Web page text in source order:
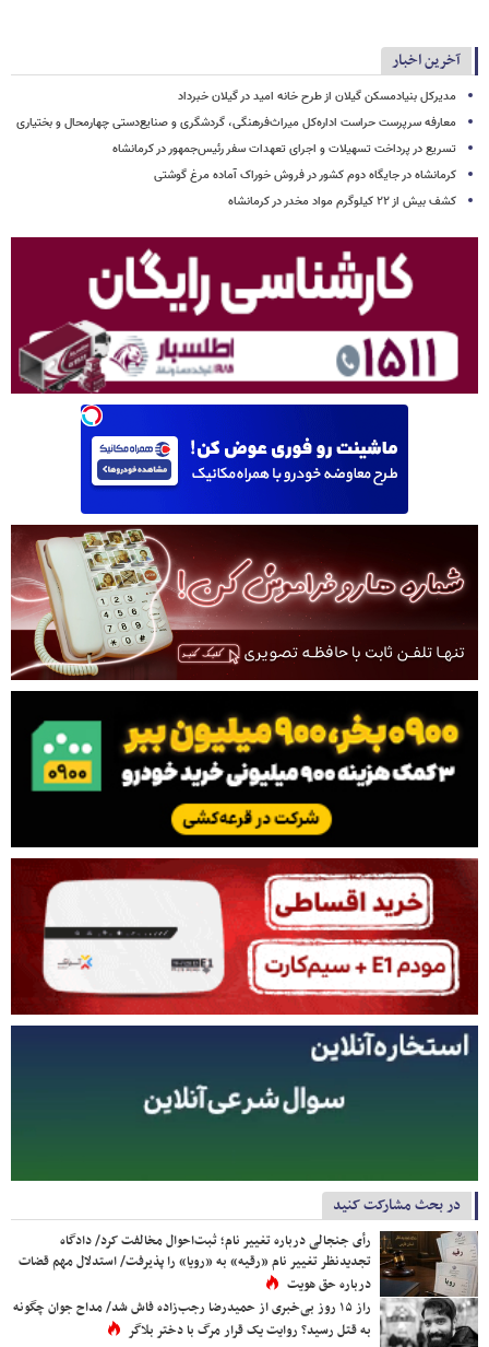
آخرین اخبار
مدیرکل بنیادمسکن گیلان از طرح خانه امید در گیلان خبرداد
معارفه سرپرست حراست اداره‌کل میراث‌فرهنگی، گردشگری و صنایع‌دستی چهارمحال و بختیاری
تسریع در پرداخت تسهیلات و اجرای تعهدات سفر رئیس‌جمهور در کرمانشاه
کرمانشاه در جایگاه دوم کشور در فروش خوراک آماده مرغ گوشتی
کشف بیش از ۲۲ کیلوگرم مواد مخدر در کرمانشاه
در بحث مشارکت کنید
رأی جنجالی درباره تغییر نام؛ ثبت‌احوال مخالفت کرد/ دادگاه
تجدیدنظر تغییر نام «رقیه» به «رویا» را پذیرفت/ استدلال مهم قضات
درباره حق هویت
راز ۱۵ روز بی‌خبری از حمیدرضا رجب‌زاده فاش شد/ مداح جوان چگونه
به قتل رسید؟ روایت یک قرار مرگ با دختر بلاگر